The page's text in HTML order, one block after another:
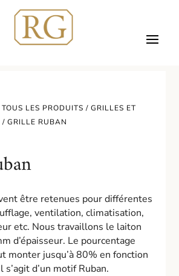
TOUS LES PRODUITS /GRILLES ET
/ GRILLE RUBAN
être retenues pour différentes
ventilation, climatisation,
etc. Nous travaillons le laiton
d’épaisseur. Le pourcentage
monter jusqu’à 80% en fonction
d’un motif Ruban.